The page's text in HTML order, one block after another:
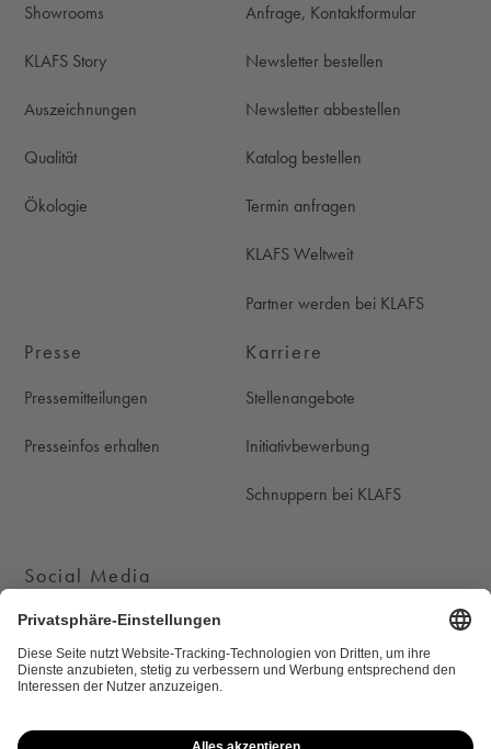
Showrooms
KLAFS Story
Auszeichnungen
Qualität
Ökologie
Anfrage, Kontaktformular
Newsletter bestellen
Newsletter abbestellen
Katalog bestellen
Termin anfragen
KLAFS Weltweit
Partner werden bei KLAFS
Presse
Pressemitteilungen
Presseinfos erhalten
Karriere
Stellenangebote
Initiativbewerbung
Schnuppern bei KLAFS
Social Media
KLAFS auf Instagram
KLAFS auf Youtube
KLAFS auf Pinterest
KLAFS auf Facebook
Newsletter Datenschutz